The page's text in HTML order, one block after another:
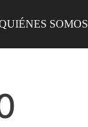
SOMOS